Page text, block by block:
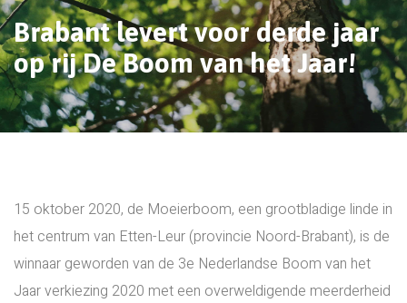
Brabant levert voor derde jaar
op rij De Boom van het Jaar!
15 oktober 2020, de Moeierboom, een grootbladige linde in
het centrum van Etten-Leur (provincie Noord-Brabant), is de
winnaar geworden van de 3e Nederlandse Boom van het
Jaar verkiezing 2020 met een overweldigende meerderheid